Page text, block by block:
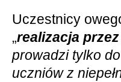
Uczestnicy
„realizacja
prowadzi tylko
uczniów z